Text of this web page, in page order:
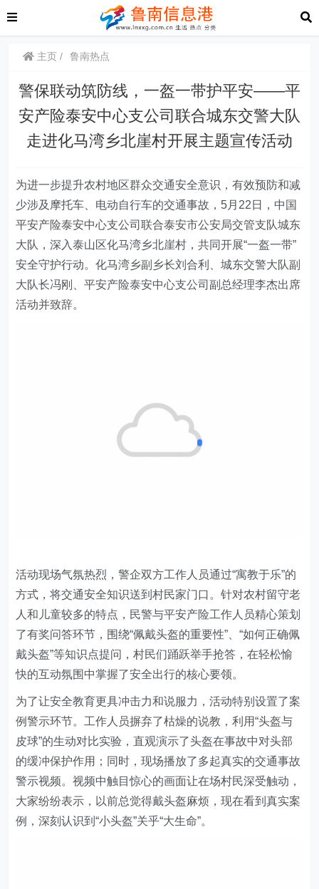
主页 鲁南热点
警保联动筑防线，一盔一带护平安——平
安产险泰安中心支公司联合城东交警大队
走进化马湾乡北崖村开展主题宣传活动
为进一步提升农村地区群众交通安全意识，有效预防和减
少涉及摩托车、电动自行车的交通事故， 5月22日
，中国
平安产险泰安中心支公司联合泰安市公安局交管支队城东
大队，深入泰山区化马湾乡北崖村，共同开展“一盔一带”
安全守护行动。化马湾乡副乡长刘合利、城东交警大队副
大队长冯刚、平安产险泰安中心支公司副总经理李杰出席
活动并致辞。
活动现场气氛热烈，警企双方工作人员通过“寓教于乐”的
方式，将交通安全知识送到村民家门口。针对农村留守老
人和儿童较多的特点，民警与平安产险工作人员精心策划
了有奖问答环节，围绕“佩戴头盔的重要性”、“如何正确佩
戴头盔”等知识点提问，村民们踊跃举手抢答，在轻松愉
快的互动氛围中掌握了安全出行的核心要领。
为了让安全教育更具冲击力和说服力，活动特别设置了案
例警示环节。工作人员摒弃了枯燥的说教，利用“头盔与
皮球”的生动对比实验，直观演示了头盔在事故中对头部
的缓冲保护作用；同时，现场播放了多起真实的交通事故
警示视频。视频中触目惊心的画面让在场村民深受触动，
大家纷纷表示，以前总觉得戴头盔麻烦，现在看到真实案
例，深刻认识到“小头盔”关乎“大生命”。